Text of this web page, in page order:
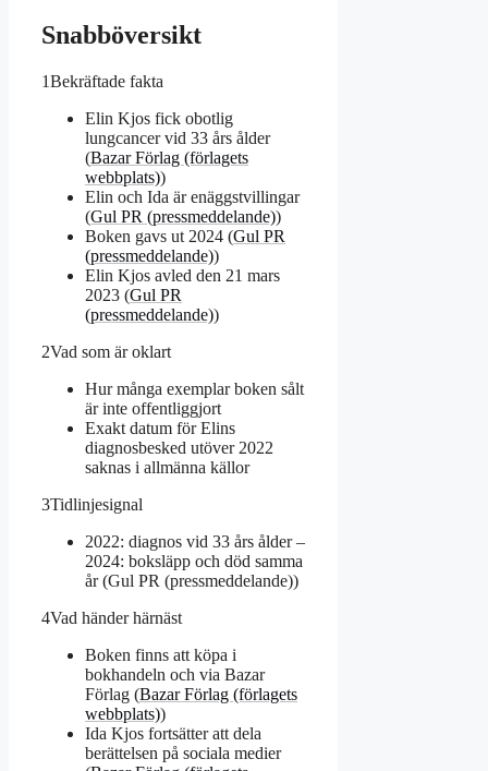
Snabböversikt
1Bekräftade fakta
Elin Kjos fick obotlig
lungcancer vid 33 års ålder
(Bazar Förlag (förlagets
webbplats))
Elin och Ida är enäggstvillingar
(Gul PR (pressmeddelande))
Boken gavs ut 2024 (Gul PR
(pressmeddelande))
Elin Kjos avled den 21 mars
2023 (Gul PR
(pressmeddelande))
2Vad som är oklart
Hur många exemplar boken sålt
är inte offentliggjort
Exakt datum för Elins
diagnosbesked utöver 2022
saknas i allmänna källor
3Tidlinjesignal
2022: diagnos vid 33 års ålder –
2024: boksläpp och död samma
år (Gul PR (pressmeddelande))
4Vad händer härnäst
Boken finns att köpa i
bokhandeln och via Bazar
Förlag (Bazar Förlag (förlagets
webbplats))
Ida Kjos fortsätter att dela
berättelsen på sociala medier